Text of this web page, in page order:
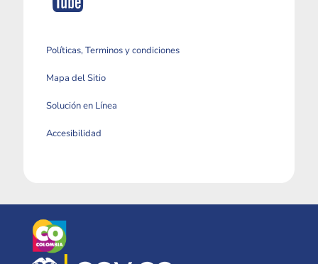
Políticas, Terminos y condiciones
Mapa del Sitio
Solución en Línea
Accesibilidad